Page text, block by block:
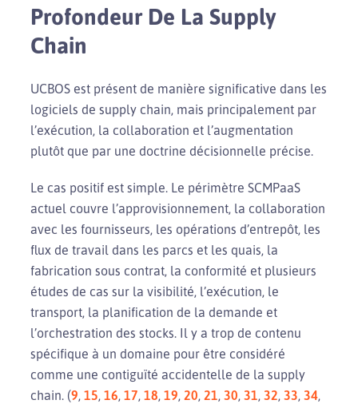
Profondeur De La Supply
Chain
UCBOS est présent de manière significative dans les
logiciels de supply chain, mais principalement par
l’exécution, la collaboration et l’augmentation
plutôt que par une doctrine décisionnelle précise.
Le cas positif est simple. Le périmètre SCMPaaS
actuel couvre l’approvisionnement, la collaboration
avec les fournisseurs, les opérations d’entrepôt, les
flux de travail dans les parcs et les quais, la
fabrication sous contrat, la conformité et plusieurs
études de cas sur la visibilité, l’exécution, le
transport, la planification de la demande et
l’orchestration des stocks. Il y a trop de contenu
spécifique à un domaine pour être considéré
comme une contiguïté accidentelle de la supply
chain. (9, 15, 16, 17, 18, 19, 20, 21, 30, 31, 32, 33, 34,